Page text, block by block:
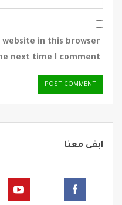
website in this browser
next time I comment.
ابقى معنا